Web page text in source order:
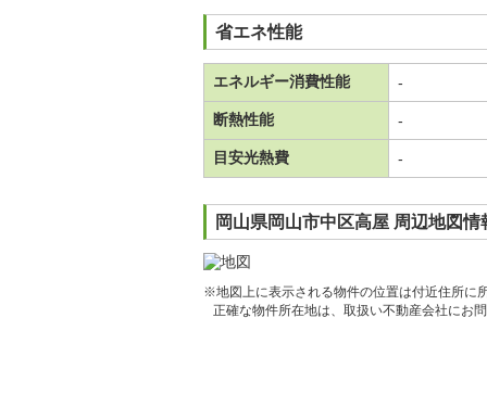
省エネ性能
エネルギー消費性能 -
断熱性能 -
目安光熱費 -
岡山県岡山市中区高屋 周辺地図情
※地図上に表示される物件の位置は付近住所に
正確な物件所在地は、取扱い不動産会社にお